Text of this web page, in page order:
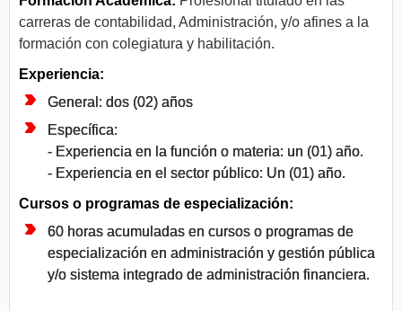
carreras de contabilidad, Administración, y/o afines a la
formación con colegiatura y habilitación.
Experiencia:
General: dos (02) años
Específica:
- Experiencia en la función o materia: un (01) año.
- Experiencia en el sector público: Un (01) año.
Cursos o programas de especialización:
60 horas acumuladas en cursos o programas de
especialización en administración y gestión pública
y/o sistema integrado de administración financiera.